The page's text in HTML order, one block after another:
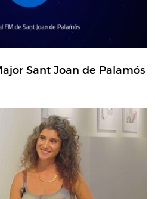
Sant Joan de Palamós